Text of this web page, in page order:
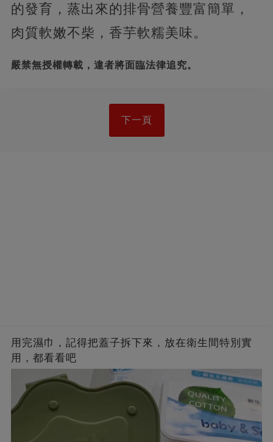
的發育，蒸出來的排骨營養豐富簡單，
肉質軟嫩不柴，香芋軟糯美味。
嚴禁無授權轉載，違者將面臨法律追究。
下一頁
用完濕巾，記得把蓋子拆下來，放在衛生間特別實
用，都看看吧